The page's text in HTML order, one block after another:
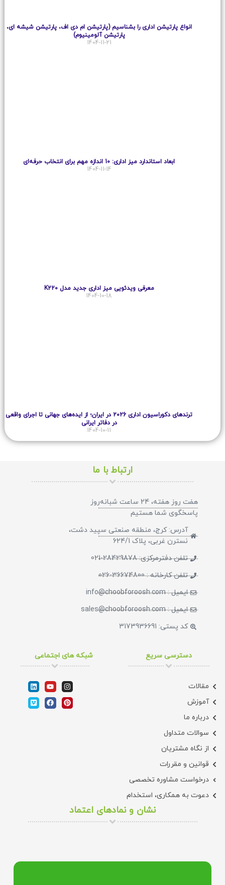
انواع پارتیشن اداری را بشناسیم (پارتیشن ام دی اف، پارتیشن شیشه ای،
پارتیشن آلومینیوم)
1404-11-21
ابعاد استاندارد میز اداری: 10 اندازه مهم برای انتخاب حرفه‌ای
1404-11-14
معرفی ویدئویی میز اداری جدید مدل K220
1404-10-18
ترندهای دکوراسیون اداری 2026 در ایران؛ از ایده‌های جهانی تا اجرای واقعی
در دفاتر ایرانی
1404-10-11
ارتباط با ما
هفت روز هفته، 24 ساعت شبانه‌روز
پاسخگوی شما هستیم​
آدرس: کرج، منطقه صنعتی سپید دشت،
نسترن غربی، پلاک 624/1
تلفن دفترمرکزی: 28429878-021
تلفن کارخانه : 36674800-026
ایمیل : info@choobforoosh.com
ایمیل : sales@choobforoosh.com
کد پستی: 3173936691
دسترسی سریع
مقالات
آموزش
درباره ما
سوالات متداول
از نگاه مشتریان
قوانین و مقررات
درخواست مشاوره تخصصی
دعوت به همکاری، استخدام
شبکه های اجتماعی
نشان و نمادهای اعتماد